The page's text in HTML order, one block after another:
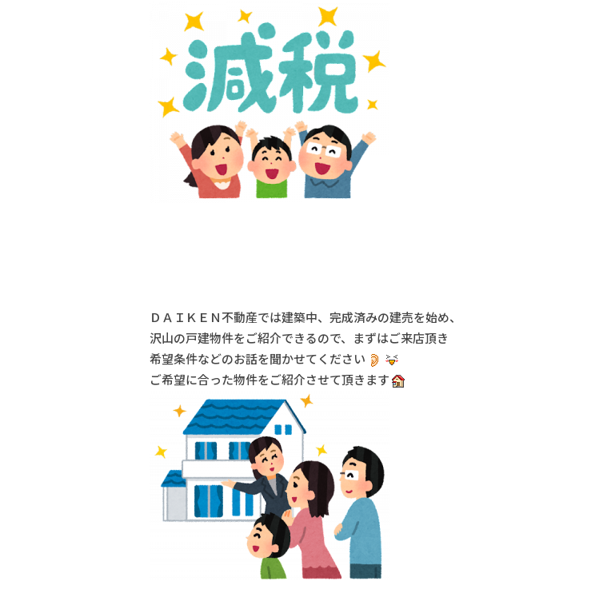
ＤＡＩＫＥＮ不動産では建築中、完成済みの建売を始め、
沢山の戸建物件をご紹介できるので、まずはご来店頂き
希望条件などのお話を聞かせてください
ご希望に合った物件をご紹介させて頂きます